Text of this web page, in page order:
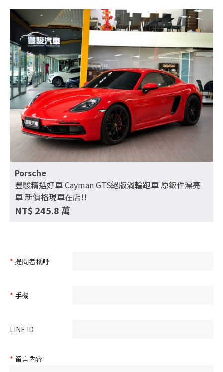
Porsche
豐駿精選好車 Cayman GTS絕版渦輪跑車 原鈑件漂亮
車 新價格現車在店!!
NT$ 245.8 萬
* 提問者稱呼
* 手機
LINE ID
* 留言內容